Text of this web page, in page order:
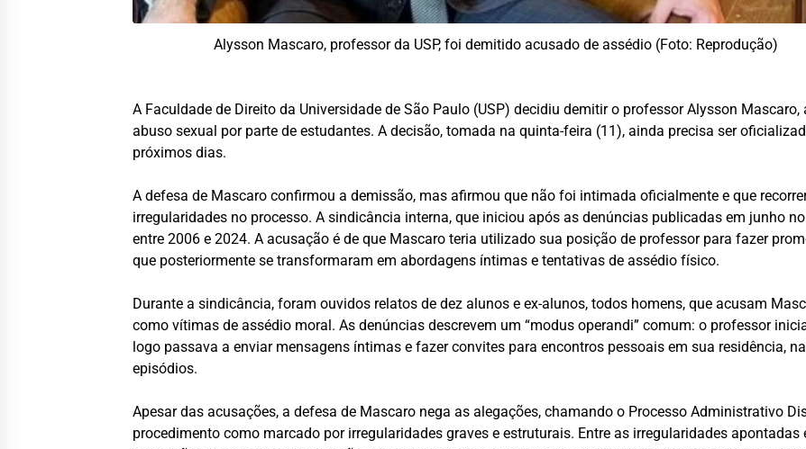
Alysson Mascaro, professor da USP, foi demitido acusado de assédio (Foto: Reprodução)
A Faculdade de Direito da Universidade de São Paulo (USP) decidiu demitir o professor Alysson
abuso sexual por parte de estudantes. A decisão, tomada na quinta-feira (11), ainda precisa ser
próximos dias.
A defesa de Mascaro confirmou a demissão, mas afirmou que não foi intimada oficialmente e que
irregularidades no processo. A sindicância interna, que iniciou após as denúncias publicadas em junho
entre 2006 e 2024. A acusação é de que Mascaro teria utilizado sua posição de professor para fazer
que posteriormente se transformaram em abordagens íntimas e tentativas de assédio físico.
Durante a sindicância, foram ouvidos relatos de dez alunos e ex-alunos, todos homens, que acusam
como vítimas de assédio moral. As denúncias descrevem um “modus operandi” comum: o professor
logo passava a enviar mensagens íntimas e fazer convites para encontros pessoais em sua residência,
episódios.
Apesar das acusações, a defesa de Mascaro nega as alegações, chamando o Processo Administrativo
procedimento como marcado por irregularidades graves e estruturais. Entre as irregularidades